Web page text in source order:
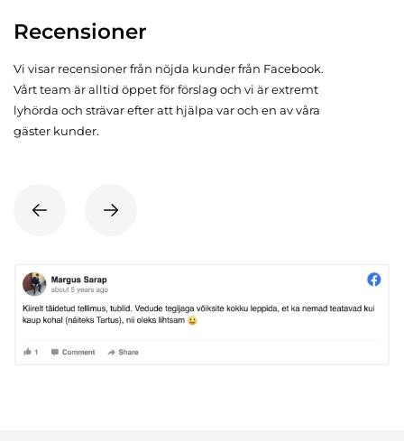
Recensioner
Vi visar recensioner från nöjda kunder från Facebook.
Vårt team är alltid öppet för förslag och vi är extremt
lyhörda och strävar efter att hjälpa var och en av våra
gäster kunder.